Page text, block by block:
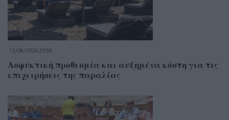
12/04/2026 20:58
Ασφυκτική προθεσμία και αυξημένα κόστη για τις
επιχειρήσεις της παραλίας